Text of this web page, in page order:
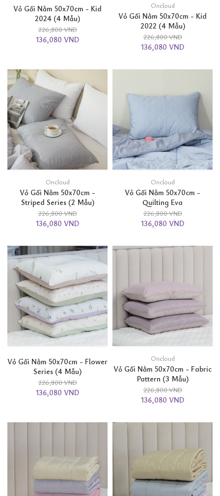
Vỏ Gối Nằm 50x70cm - Kid
2024 (4 Mẫu)
226,800 VND
136,080 VND
Oncloud
Vỏ Gối Nằm 50x70cm - Kid
2022 (4 Mẫu)
226,800 VND
136,080 VND
Oncloud
Vỏ Gối Nằm 50x70cm -
Striped Series (2 Mẫu)
226,800 VND
136,080 VND
Oncloud
Vỏ Gối Nằm 50x70cm -
Quilting Eva
226,800 VND
136,080 VND
Vỏ Gối Nằm 50x70cm - Flower
Series (4 Mẫu)
226,800 VND
136,080 VND
Oncloud
Vỏ Gối Nằm 50x70cm - Fabric
Pattern (3 Mẫu)
226,800 VND
136,080 VND